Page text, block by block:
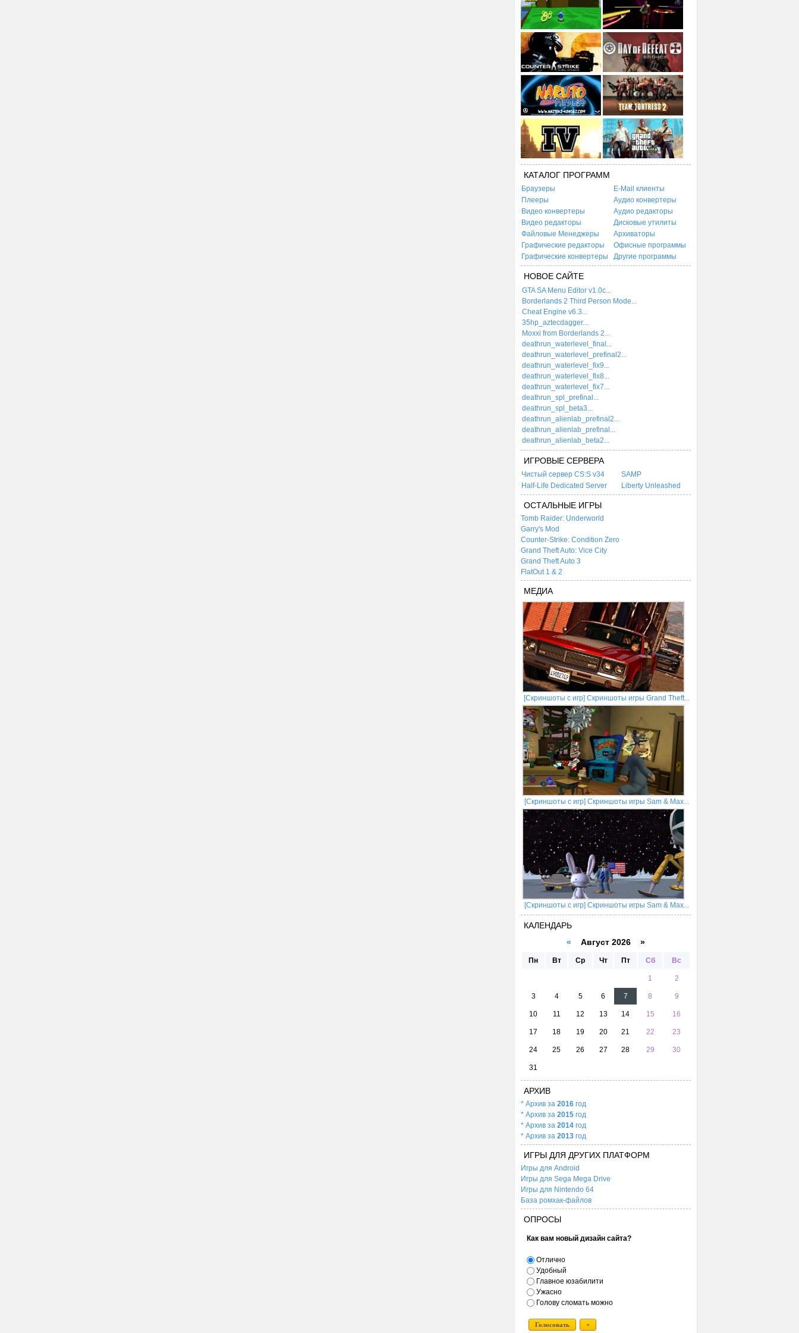
КАТАЛОГ ПРОГРАММ
Браузеры
E-Mail клиенты
Плееры
Аудио конвертеры
Видео конвертеры
Аудио редакторы
Видео редакторы
Дисковые утилиты
Файловые Менеджеры
Архиваторы
Графические редакторы
Офисные программы
Графические конвертеры
Другие программы
НОВОЕ САЙТЕ
GTA SA Menu Editor v1.0c...
Borderlands 2 Third Person Mode...
Cheat Engine v6.3...
35hp_aztecdagger...
Moxxi from Borderlands 2...
deathrun_waterlevel_final...
deathrun_waterlevel_prefinal2...
deathrun_waterlevel_fix9...
deathrun_waterlevel_fix8...
deathrun_waterlevel_fix7...
deathrun_spl_prefinal...
deathrun_spl_beta3...
deathrun_alienlab_prefinal2...
deathrun_alienlab_prefinal...
deathrun_alienlab_beta2...
ИГРОВЫЕ СЕРВЕРА
Чистый сервер CS:S v34
SAMP
Half-Life Dedicated Server
Liberty Unleashed
ОСТАЛЬНЫЕ ИГРЫ
Tomb Raider: Underworld
Garry's Mod
Counter-Strike: Condition Zero
Grand Theft Auto: Vice City
Grand Theft Auto 3
FlatOut 1 & 2
МЕДИА
[Скриншоты с игр] Скриншоты игры Grand Theft...
[Скриншоты с игр] Скриншоты игры Sam & Max...
[Скриншоты с игр] Скриншоты игры Sam & Max...
КАЛЕНДАРЬ
« Август 2026 »
Пн Вт Ср Чт Пт Сб Вс
1 2
3 4 5 6 7 8 9
10 11 12 13 14 15 16
17 18 19 20 21 22 23
24 25 26 27 28 29 30
31
АРХИВ
* Архив за 2016 год
* Архив за 2015 год
* Архив за 2014 год
* Архив за 2013 год
ИГРЫ ДЛЯ ДРУГИХ ПЛАТФОРМ
Игры для Android
Игры для Sega Mega Drive
Игры для Nintendo 64
База ромхак-файлов
ОПРОСЫ
Как вам новый дизайн сайта?
Отлично
Удобный
Главное юзабилити
Ужасно
Голову сломать можно
Голосовать +